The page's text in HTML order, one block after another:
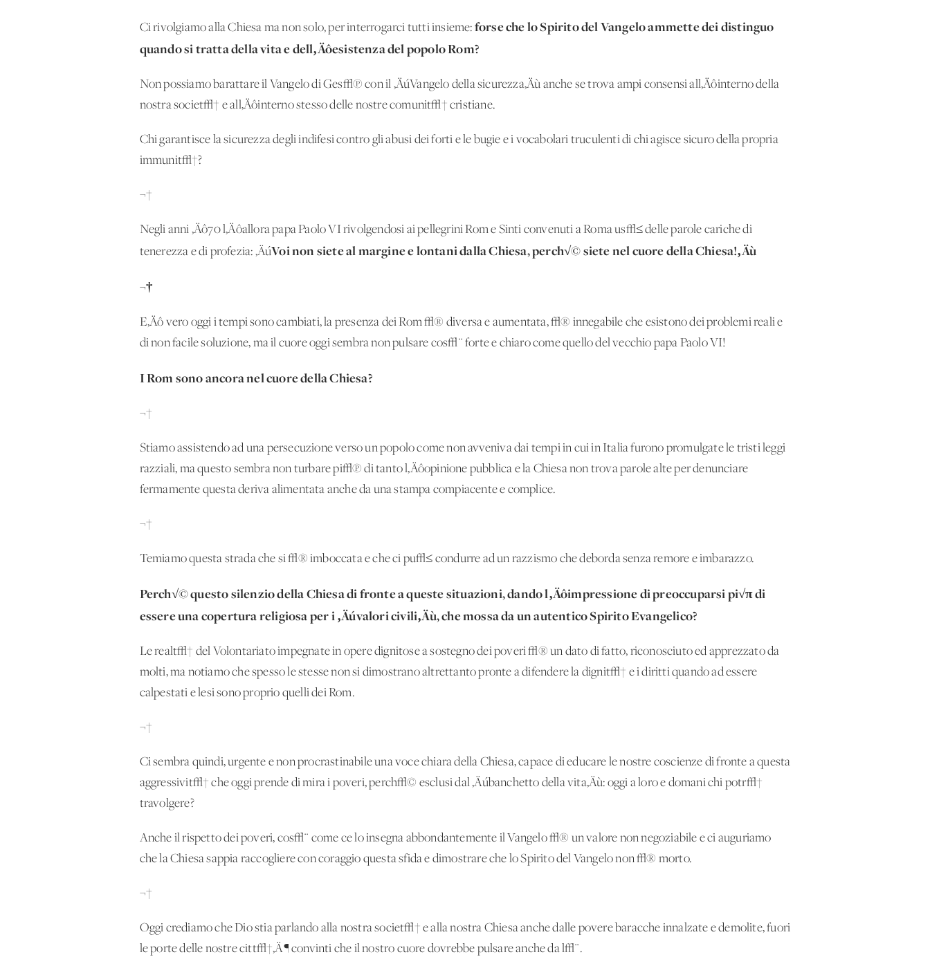
Ci rivolgiamo alla Chiesa ma non solo, per interrogarci tutti insieme: forse che lo Spirito del Vangelo ammette dei distinguo
quando si tratta della vita e dell‚Äôesistenza del popolo Rom?
Non possiamo barattare il Vangelo di Ges√π con il ‚ÄúVangelo della sicurezza‚Äù anche se trova ampi consensi all‚Äôinterno della
nostra societ√† e all‚Äôinterno stesso delle nostre comunit√† cristiane.
Chi garantisce la sicurezza degli indifesi contro gli abusi dei forti e le bugie e i vocabolari truculenti di chi agisce sicuro della propria
immunit√†?
¬†
Negli anni ‚Äô70 l‚Äôallora papa Paolo VI rivolgendosi ai pellegrini Rom e Sinti convenuti a Roma us√≤ delle parole cariche di
tenerezza e di profezia: ‚ÄúVoi non siete al margine e lontani dalla Chiesa, perch√© siete nel cuore della Chiesa!‚Äù
¬†
E‚Äô vero oggi i tempi sono cambiati, la presenza dei Rom √® diversa e aumentata, √® innegabile che esistono dei problemi reali e
di non facile soluzione, ma il cuore oggi sembra non pulsare cos√¨ forte e chiaro come quello del vecchio papa Paolo VI!
I Rom sono ancora nel cuore della Chiesa?
¬†
Stiamo assistendo ad una persecuzione verso un popolo come non avveniva dai tempi in cui in Italia furono promulgate le tristi leggi
razziali, ma questo sembra non turbare pi√π di tanto l‚Äôopinione pubblica e la Chiesa non trova parole alte per denunciare
fermamente questa deriva alimentata anche da una stampa compiacente e complice.
¬†
Temiamo questa strada che si √® imboccata e che ci pu√≤ condurre ad un razzismo che deborda senza remore e imbarazzo.
Perch√© questo silenzio della Chiesa di fronte a queste situazioni, dando l‚Äôimpressione di preoccuparsi pi√π di
essere una copertura religiosa per i ‚Äúvalori civili‚Äù, che mossa da un autentico Spirito Evangelico?
Le realt√† del Volontariato impegnate in opere dignitose a sostegno dei poveri √® un dato di fatto, riconosciuto ed apprezzato da
molti, ma notiamo che spesso le stesse non si dimostrano altrettanto pronte a difendere la dignit√† e i diritti quando ad essere
calpestati e lesi sono proprio quelli dei Rom.
¬†
Ci sembra quindi, urgente e non procrastinabile una voce chiara della Chiesa, capace di educare le nostre coscienze di fronte a questa
aggressivit√† che oggi prende di mira i poveri, perch√© esclusi dal ‚Äúbanchetto della vita‚Äù: oggi a loro e domani chi potr√†
travolgere?
Anche il rispetto dei poveri, cos√¨ come ce lo insegna abbondantemente il Vangelo √® un valore non negoziabile e ci auguriamo
che la Chiesa sappia raccogliere con coraggio questa sfida e dimostrare che lo Spirito del Vangelo non √® morto.
¬†
Oggi crediamo che Dio stia parlando alla nostra societ√† e alla nostra Chiesa anche dalle povere baracche innalzate e demolite, fuori
le porte delle nostre citt√†‚Ä¶ convinti che il nostro cuore dovrebbe pulsare anche da l√¨.